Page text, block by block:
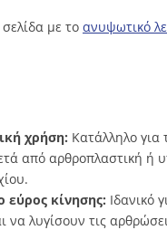
με το ανυψωτικό
χρήση: Κατάλληλο για
από αρθροπλαστική ή
εύρος κίνησης: Ιδανικό
να λυγίσουν τις